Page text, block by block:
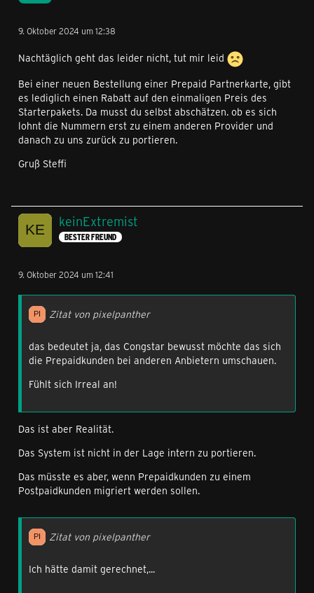
9. Oktober 2024 um 12:38
Nachtäglich geht das leider nicht, tut mir leid
Bei einer neuen Bestellung einer Prepaid Partnerkarte, gibt
es lediglich einen Rabatt auf den einmaligen Preis des
Starterpakets. Da musst du selbst abschätzen. ob es sich
lohnt die Nummern erst zu einem anderen Provider und
danach zu uns zurück zu portieren.
Gruß Steffi
keinExtremist
BESTER FREUND
9. Oktober 2024 um 12:41
Zitat von pixelpanther
das bedeutet ja, das Congstar bewusst möchte das sich
die Prepaidkunden bei anderen Anbietern umschauen.
Fühlt sich Irreal an!
Das ist aber Realität.
Das System ist nicht in der Lage intern zu portieren.
Das müsste es aber, wenn Prepaidkunden zu einem
Postpaidkunden migriert werden sollen.
Zitat von pixelpanther
Ich hätte damit gerechnet,...